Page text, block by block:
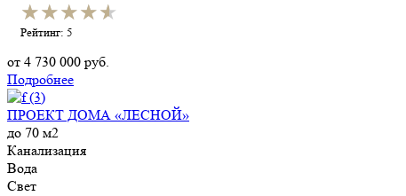
★★★★★
★★★★★
Рейтинг: 5
от 4 730 000 руб.
Подробнее
ПРОЕКТ ДОМА «ЛЕСНОЙ»
до 70 м2
Канализация
Вода
Свет